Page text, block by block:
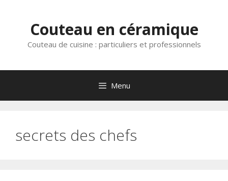
contenuCouteau en céramique
Couteau de cuisine : particuliers et professionnels
Menu
secrets des chefs